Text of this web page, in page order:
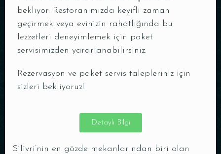
bekliyor. Restoranımızda keyifli zaman
geçirmek veya evinizin rahatlığında bu
lezzetleri deneyimlemek için paket
servisimizden yararlanabilirsiniz.
Rezervasyon ve paket servis talepleriniz için
sizleri bekliyoruz!
Detaylı Bilgi
Silivri’nin en gözde mekanlarından biri olan